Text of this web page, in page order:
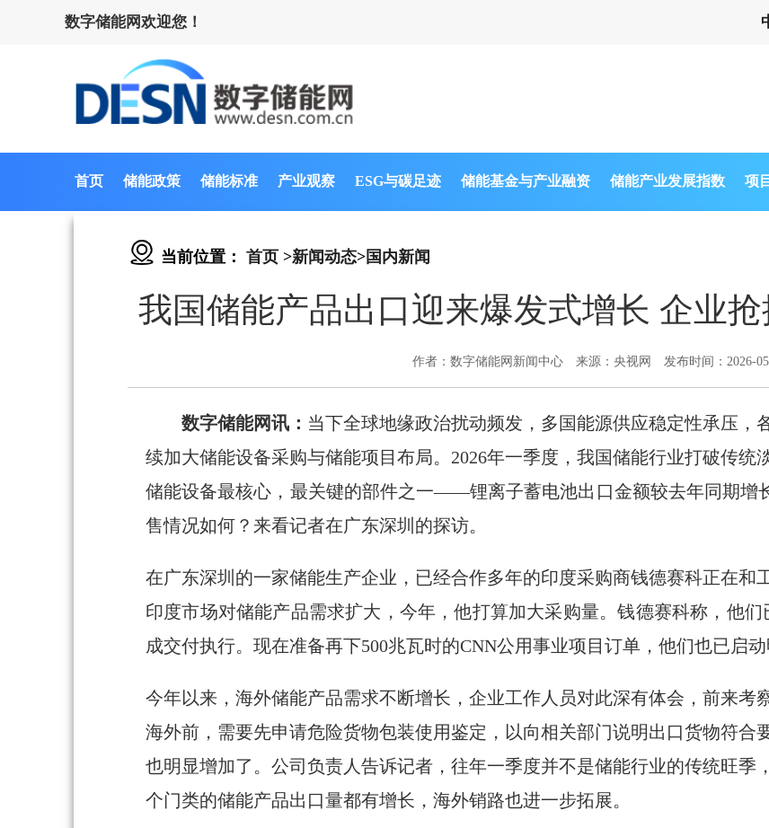
数字储能网欢迎您！
首页 储能政策 储能标准 产业观察 ESG与碳足迹 储能基金与产业融资 储能产业发展指数 项
当前位置： 首页 >新闻动态>国内新闻
我国储能产品出口迎来爆发式增长 企业
作者：数字储能网新闻中心 来源：央视网 发布时间：2026-
数字储能网讯： 当下全球地缘政治扰动频发，多国能源供应稳定性承压，
续加大储能设备采购与储能项目布局。2026年一季度，我国储能行业打破传统
储能设备最核心，最关键的部件之一——锂离子蓄电池出口金额较去年同期增
售情况如何？来看记者在广东深圳的探访。
在广东深圳的一家储能生产企业，已经合作多年的印度采购商钱德赛科正在和
印度市场对储能产品需求扩大，今年，他打算加大采购量。钱德赛科称，他
成交付执行。现在准备再下500兆瓦时的CNN公用事业项目订单，他们也已启动
今年以来，海外储能产品需求不断增长，企业工作人员对此深有体会，前来考
海外前，需要先申请危险货物包装使用鉴定，以向相关部门说明出口货物符合
也明显增加了。公司负责人告诉记者，往年一季度并不是储能行业的传统旺季
个门类的储能产品出口量都有增长，海外销路也进一步拓展。